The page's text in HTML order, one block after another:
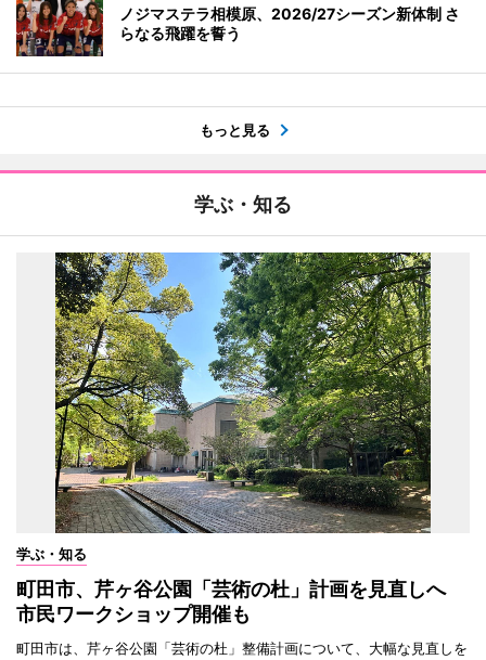
ノジマステラ相模原、2026/27シーズン新体制 さ
らなる飛躍を誓う
もっと見る
学ぶ・知る
学ぶ・知る
町田市、芹ヶ谷公園「芸術の杜」計画を見直しへ
市民ワークショップ開催も
町田市は、芹ヶ谷公園「芸術の杜」整備計画について、大幅な見直しを